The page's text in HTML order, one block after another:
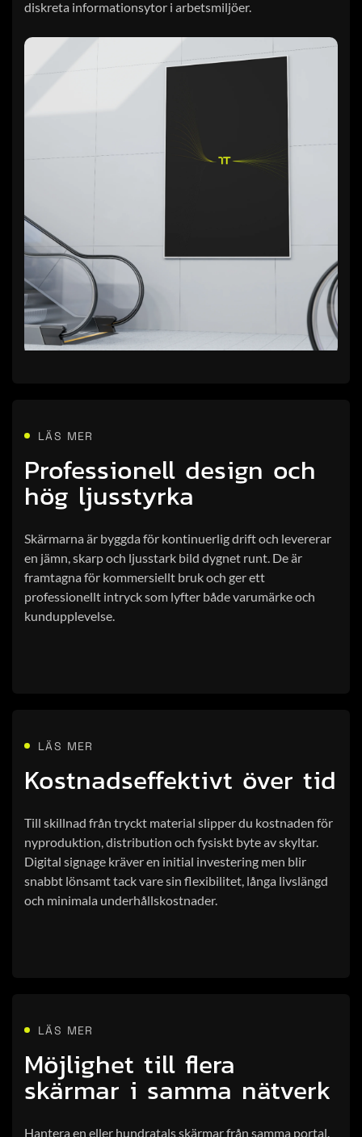
diskreta informationsytor i arbetsmiljöer.
LÄS MER
Professionell design och
hög ljusstyrka
Skärmarna är byggda för kontinuerlig drift och levererar
en jämn, skarp och ljusstark bild dygnet runt. De är
framtagna för kommersiellt bruk och ger ett
professionellt intryck som lyfter både varumärke och
kundupplevelse.
LÄS MER
Kostnadseffektivt över tid
Till skillnad från tryckt material slipper du kostnaden för
nyproduktion, distribution och fysiskt byte av skyltar.
Digital signage kräver en initial investering men blir
snabbt lönsamt tack vare sin flexibilitet, långa livslängd
och minimala underhållskostnader.
LÄS MER
Möjlighet till flera
skärmar i samma nätverk
Hantera en eller hundratals skärmar från samma portal.